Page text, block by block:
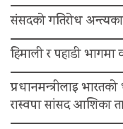
संसदको गतिरोध
हिमाली र पहाडी भागमा
प्रधानमन्त्रीलाइ
रास्वपा सांसद आशिका